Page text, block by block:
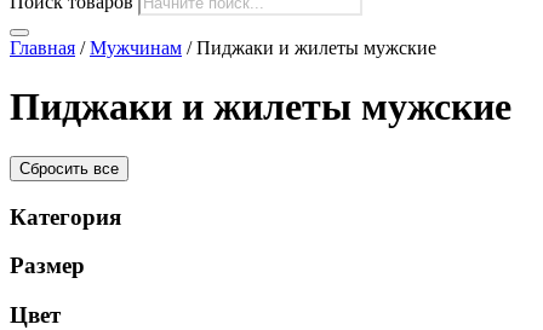
Главная /Мужчинам / Пиджаки и жилеты мужские
Пиджаки и жилеты мужские
Сбросить все
Категория
Размер
Цвет